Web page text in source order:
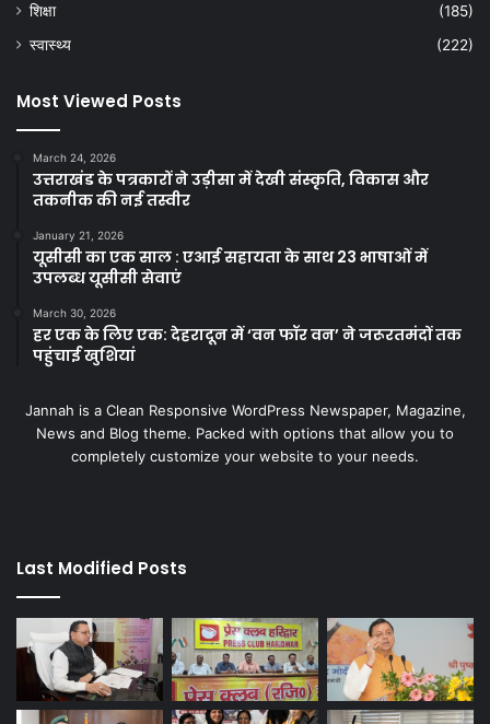
शिक्षा
(185)
स्वास्थ्य
(222)
Most Viewed Posts
March 24, 2026
उत्तराखंड के पत्रकारों ने उड़ीसा में देखी संस्कृति, विकास और
तकनीक की नई तस्वीर
January 21, 2026
यूसीसी का एक साल : एआई सहायता के साथ 23 भाषाओं में
उपलब्ध यूसीसी सेवाएं
March 30, 2026
हर एक के लिए एक: देहरादून में ‘वन फॉर वन’ ने जरूरतमंदों तक
पहुंचाई खुशियां
Jannah is a Clean Responsive WordPress Newspaper, Magazine,
News and Blog theme. Packed with options that allow you to
completely customize your website to your needs.
Last Modified Posts